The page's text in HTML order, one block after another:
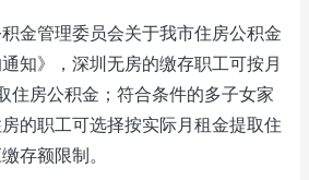
金管理委员会关于我市住房公积金
知》，深圳无房的缴存职工可按月
住房公积金；符合条件的多子女家
的职工可选择按实际月租金提取住
存额限制。